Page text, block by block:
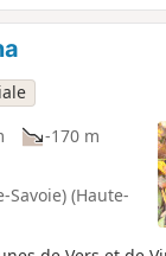
-170 m
Savoie) (Haute-